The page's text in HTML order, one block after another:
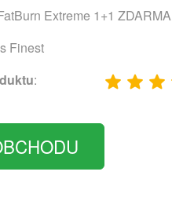
Extreme 1+1 ZDARMA
Finest
: